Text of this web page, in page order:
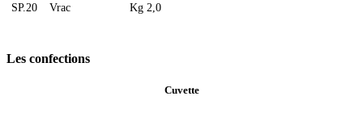
SP.20
Vrac Kg 2,0
Les confections
Cuvette